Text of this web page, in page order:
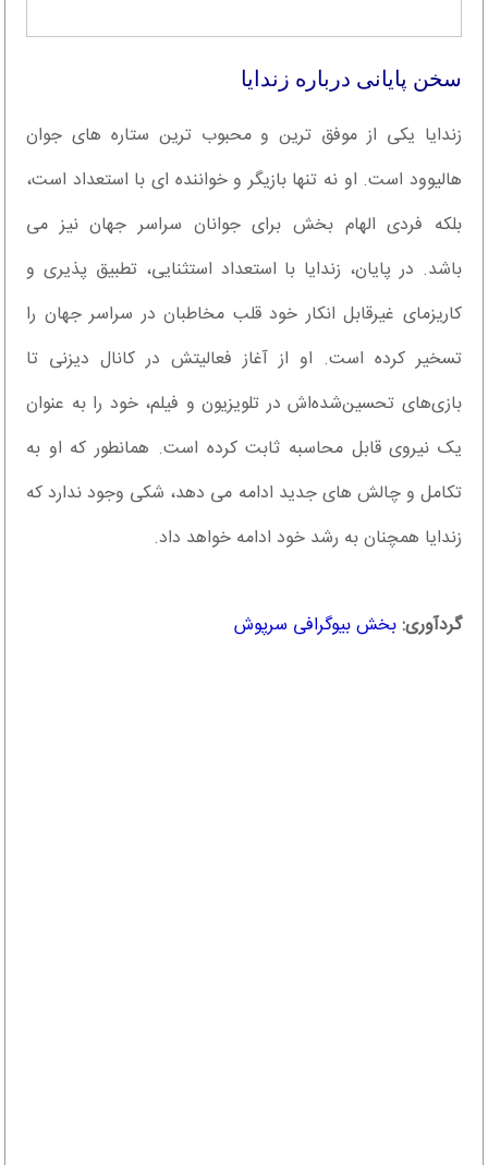
سخن پایانی درباره زندایا
زندایا یکی از موفق ترین و محبوب ترین ستاره های جوان
هالیوود است. او نه تنها بازیگر و خواننده ای با استعداد است،
بلکه فردی الهام بخش برای جوانان سراسر جهان نیز می
باشد. در پایان، زندایا با استعداد استثنایی، تطبیق پذیری و
کاریزمای غیرقابل انکار خود قلب مخاطبان در سراسر جهان را
تسخیر کرده است. او از آغاز فعالیتش در کانال دیزنی تا
بازی‌های تحسین‌شده‌اش در تلویزیون و فیلم، خود را به عنوان
یک نیروی قابل محاسبه ثابت کرده است. همانطور که او به
تکامل و چالش های جدید ادامه می دهد، شکی وجود ندارد که
زندایا همچنان به رشد خود ادامه خواهد داد.
گردآوری:بخش بیوگرافی سرپوش